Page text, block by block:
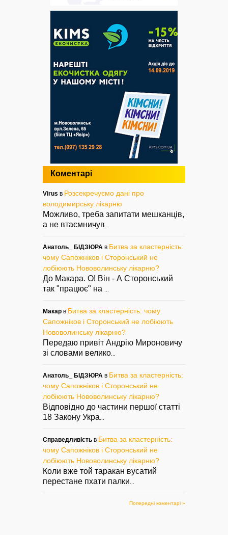
Коментарі
Virus в Розсекречуємо дані про
володимирську лікарню
Можливо, треба запитати мешканців,
а не втаємничув
Анатоль_ БІДЗЮРА в Битва за кластерність:
чому Сапожніков і Сторонський не
лобіюють Нововолинську лікарню?
До Макара. О! Він - А Сторонський
так "працює" на
Макар в Битва за кластерність: чому
Сапожніков і Сторонський не лобіюють
Нововолинську лікарню?
Передаю привіт Андрію Мироновичу
зі словами велико
Анатоль_ БІДЗЮРА в Битва за кластерність:
чому Сапожніков і Сторонський не
лобіюють Нововолинську лікарню?
Відповідно до частини першої статті
18 Закону Укра
Справедливість в Битва за кластерність:
чому Сапожніков і Сторонський не
лобіюють Нововолинську лікарню?
Коли вже той таракан вусатий
перестане пхати палки
Попередні коментарі »